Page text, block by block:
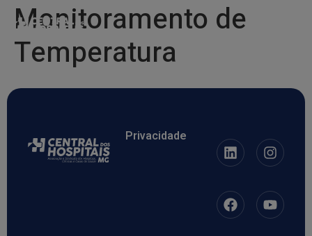
Monitoramento de
Temperatura
Privacidade